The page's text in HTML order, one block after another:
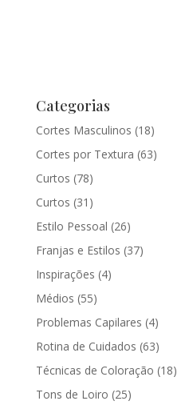
Categorias
Cortes Masculinos (18)
Cortes por Textura (63)
Curtos (78)
Curtos (31)
Estilo Pessoal (26)
Franjas e Estilos (37)
Inspirações (4)
Médios (55)
Problemas Capilares (4)
Rotina de Cuidados (63)
Técnicas de Coloração (18)
Tons de Loiro (25)